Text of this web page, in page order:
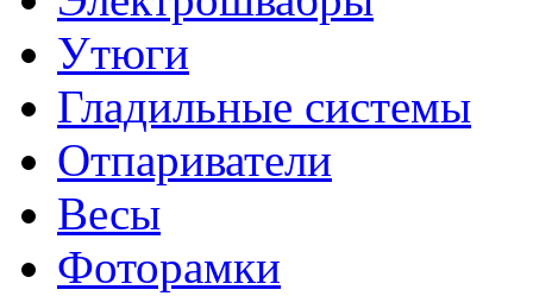
Утюги
Гладильные системы
Отпариватели
Весы
Фоторамки